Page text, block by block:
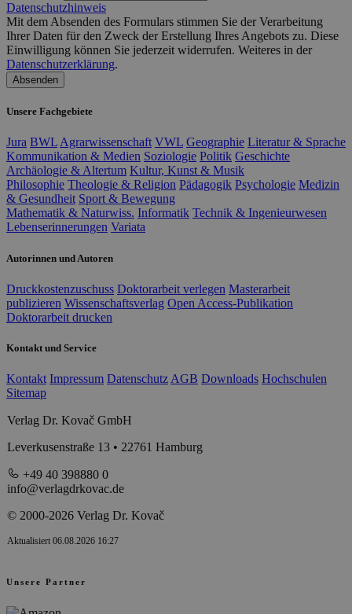
Datenschutzhinweis
Mit dem Absenden des Formulars stimmen Sie der Verarbeitung
Ihrer Daten für den Zweck der Erstellung Ihres Angebots zu. Diese
Einwilligung können Sie jederzeit widerrufen. Weiteres in der
Datenschutzerklärung.
Absenden
Unsere Fachgebiete
Jura BWLAgrarwissenschaft VWL Geographie Literatur & Sprache
Kommunikation & Medien Soziologie Politik Geschichte
Archäologie & Altertum Kultur, Kunst & Musik
Philosophie Theologie & Religion Pädagogik Psychologie Medizin
& Gesundheit Sport & Bewegung
Mathematik & Naturwiss. Informatik Technik & Ingenieurwesen
Lebenserinnerungen Variata
Autorinnen und Autoren
Druckkostenzuschuss Doktorarbeit verlegen Masterarbeit
publizieren Wissenschaftsverlag Open Access-Publikation
Doktorarbeit drucken
Kontakt und Service
Kontakt Impressum Datenschutz AGB Downloads Hochschulen
Sitemap
Verlag Dr. Kovač GmbH
Leverkusenstraße 13 • 22761 Hamburg
+49 40 398880 0
info@verlagdrkovac.de
© 2000-2026 Verlag Dr. Kovač
Aktualisiert 06.08.2026 16:27
Unsere Partner